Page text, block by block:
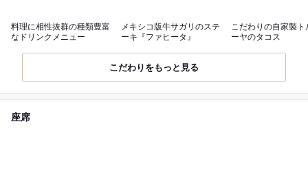
料理に相性抜群の種類豊富
なドリンクメニュー
メキシコ版牛サガリのステ
ーキ『ファヒータ』
こだわりの自家製ト
ーヤのタコス
こだわりをもっと見る
座席